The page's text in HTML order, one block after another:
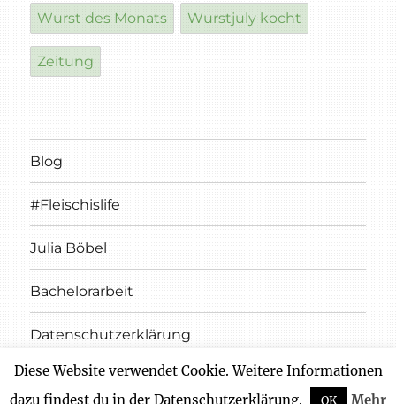
Wurst des Monats Wurstjuly kocht
Zeitung
Blog
#Fleischislife
Julia Böbel
Bachelorarbeit
Datenschutzerklärung
Impressum
Diese Website verwendet Cookie. Weitere Informationen
dazu findest du in der Datenschutzerklärung.
Mehr